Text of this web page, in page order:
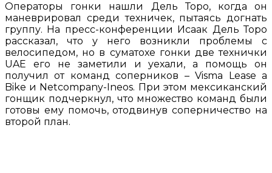
Операторы гонки нашли Дель Торо, когда он
маневрировал среди техничек, пытаясь догнать
группу. На пресс-конференции Исаак Дель Торо
рассказал, что у него возникли проблемы с
велосипедом, но в суматохе гонки две технички
UAE его не заметили и уехали, а помощь он
получил от команд соперников – Visma Lease a
Bike и Netcompany-Ineos. При этом мексиканский
гонщик подчеркнул, что множество команд были
готовы ему помочь, отодвинув соперничество на
второй план.